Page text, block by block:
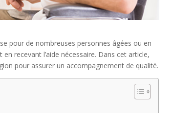
pour de nombreuses personnes âgées ou en
recevant l’aide nécessaire. Dans cet article,
pour assurer un accompagnement de qualité.